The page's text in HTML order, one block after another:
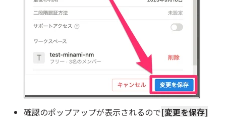
確認のポップアップが表示されるので[変更を保存]